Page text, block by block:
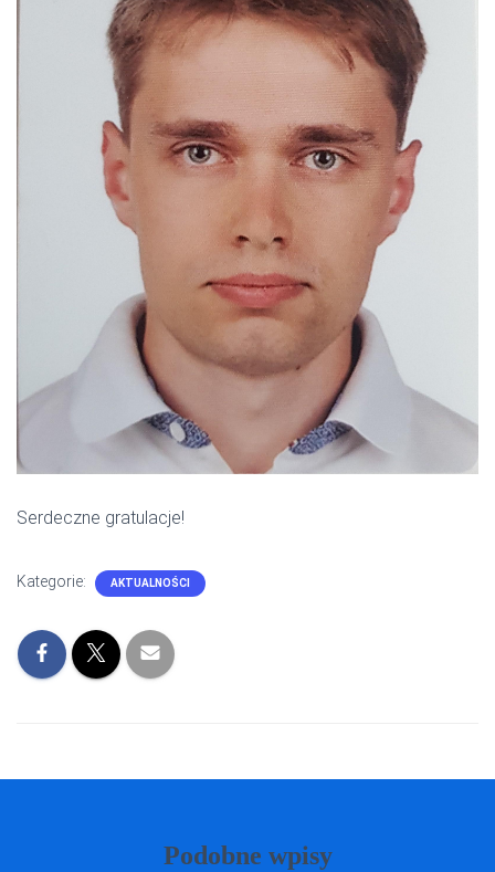
Serdeczne gratulacje!
Kategorie: AKTUALNOŚCI
Podobne wpisy